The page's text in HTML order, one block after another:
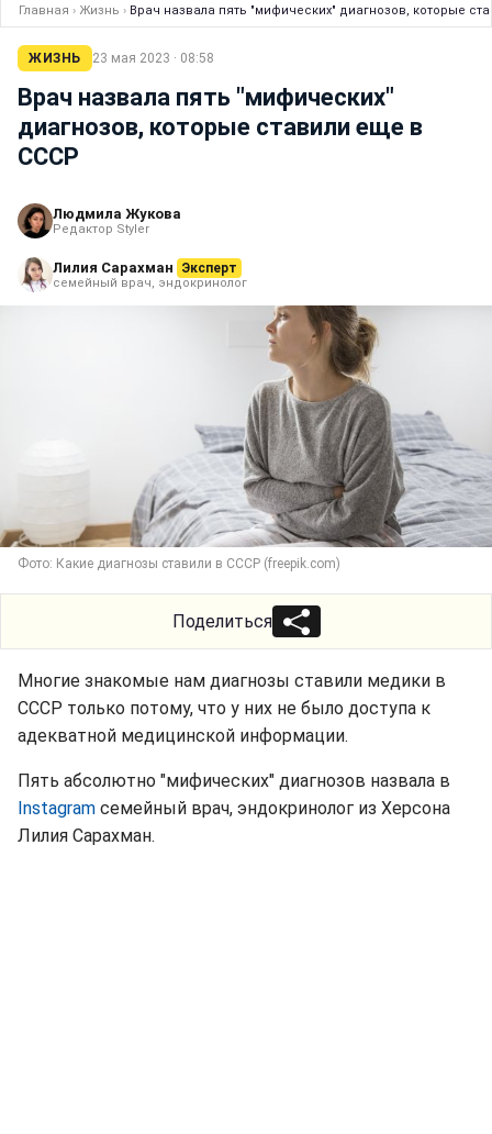
Главная › Жизнь › Врач назвала пять "мифических" диагнозов, которые
ЖИЗНЬ 23 мая 2023 · 08:58
Врач назвала пять "мифических"
диагнозов, которые ставили еще в
СССР
Людмила Жукова
Редактор Styler
Лилия Сарахман Эксперт
семейный врач, эндокринолог
Фото: Какие диагнозы ставили в СССР (freepik.com)
Поделиться
Многие знакомые нам диагнозы ставили медики в
СССР только потому, что у них не было доступа к
адекватной медицинской информации.
Пять абсолютно "мифических" диагнозов назвала в
Instagram семейный врач, эндокринолог из Херсона
Лилия Сарахман.